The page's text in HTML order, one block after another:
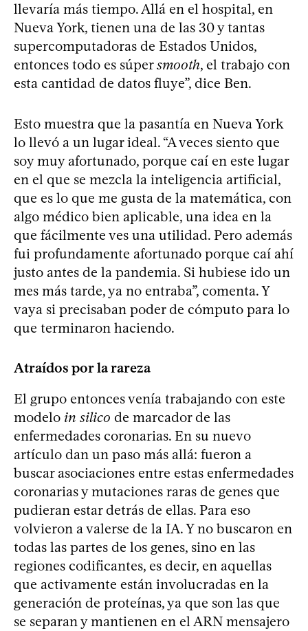
llevaría más tiempo. Allá en el hospital, en
Nueva York, tienen una de las 30 y tantas
supercomputadoras de Estados Unidos,
entonces todo es súpersmooth, el trabajo con
esta cantidad de datos fluye”, dice Ben.
Esto muestra que la pasantía en Nueva York
lo llevó a un lugar ideal. “A veces siento que
soy muy afortunado, porque caí en este lugar
en el que se mezcla la inteligencia artificial,
que es lo que me gusta de la matemática, con
algo médico bien aplicable, una idea en la
que fácilmente ves una utilidad. Pero además
fui profundamente afortunado porque caí ahí
justo antes de la pandemia. Si hubiese ido un
mes más tarde, ya no entraba”, comenta. Y
vaya si precisaban poder de cómputo para lo
que terminaron haciendo.
Atraídos por la rareza
El grupo entonces venía trabajando con este
modelo in silico de marcador de las
enfermedades coronarias. En su nuevo
artículo dan un paso más allá: fueron a
buscar asociaciones entre estas enfermedades
coronarias y mutaciones raras de genes que
pudieran estar detrás de ellas. Para eso
volvieron a valerse de la IA. Y no buscaron en
todas las partes de los genes, sino en las
regiones codificantes, es decir, en aquellas
que activamente están involucradas en la
generación de proteínas, ya que son las que
se separan y mantienen en el ARN mensajero